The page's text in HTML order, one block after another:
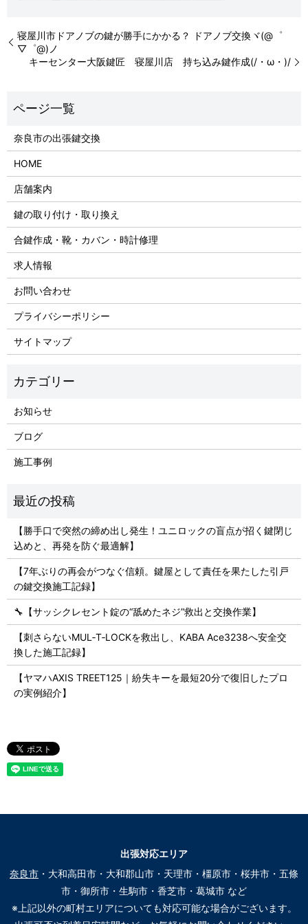
寝屋川市ドアノブの鍵が勝手にかかる？ ドアノブ交換ヾ(@゜
▽゜@)ノ
キーセンター大阪鍵匠 寝屋川店 持ち込み鍵作成(/・ω・)/
奈良市の出張鍵交換
HOME
店舗案内
鍵の取り付け・取り換え
合鍵作成・靴・カバン・時計修理
求人情報
お問い合わせ
プライバシーポリシー
サイトマップ
お知らせ
ブログ
施工事例
【勝手口で突然の締め出し発生！ユニロックの盲点が招く鍵閉じ
込めと、再発を防ぐ最適解】
【7年ぶりの再会がつなぐ信頼。鍵屋として責任を果たした引戸
の鍵交換施工記録】
🔧【サッシクレセント錠の“舐めたネジ”救出と交換作業】
【刺さらないMUL‑T‑LOCKを救出し、KABA Ace3238へ安全交
換した施工記録】
【ヤマハAXIS TREET125｜紛失キーを最短20分で復旧したプロ
の実例紹介】
出張対応エリア
奈良市 ・大和高田市・大和郡山市・天理市・橿原市・桜井市・五條
市・御所市・生駒市・香芝市・葛城市 など
※上記以外の町村エリアについても対応可能な場合がございます。